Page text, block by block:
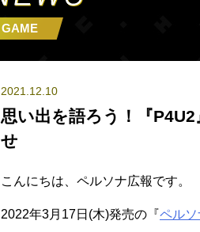
GAME
2021.12.10
思い出を語ろう！『
せ
こんにちは、ペルソナ広報です。
2022年3月17日(木)発売の『ペル